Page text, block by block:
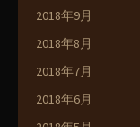
2018年9月
2018年8月
2018年7月
2018年6月